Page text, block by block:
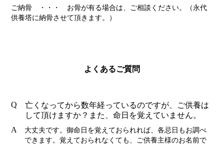
ご納骨 ・・・ お骨が有る場合は、ご相談ください。（永代
供養塔に納骨させて頂きます。）
よくあるご質問
Q亡くなってから数年経っているのですが、ご供養は
して頂けますか？また、命日を覚えていません。
A
大丈夫です。御命日を覚えておられれば、各忌日もお調べ
できます。覚えておられなくても、ご供養主様のお名前で